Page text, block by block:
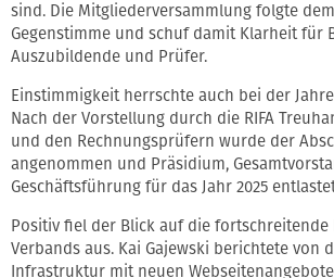
sind. Die Mitgliederversammlung folgte
Gegenstimme und schuf damit Klarheit für
Auszubildende und Prüfer.
Einstimmigkeit herrschte auch bei der
Nach der Vorstellung durch die RIFA
und den Rechnungsprüfern wurde der
angenommen und Präsidium,
Geschäftsführung für das Jahr 2025
Positiv fiel der Blick auf die fortschreitende
Verbands aus. Kai Gajewski berichtete von
Infrastruktur mit neuen